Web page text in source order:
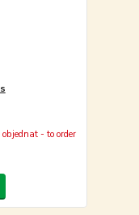
objednat - to order